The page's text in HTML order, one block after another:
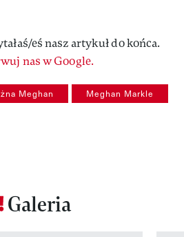
eś nasz artykuł do końca.
nas w Google.
Meghan Meghan Markle
Galeria